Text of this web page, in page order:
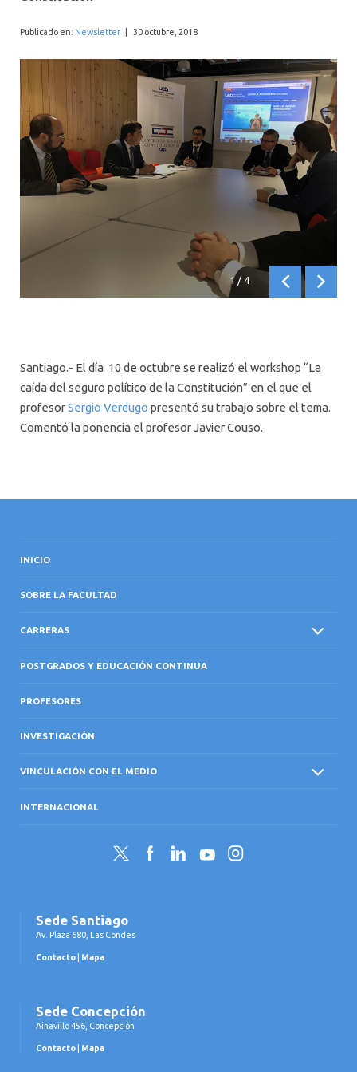
Publicado en: Newsletter 30 octubre, 2018
1/ 4
Anterior
Santiago.- El día 10 de octubre se realizó el workshop “La
caída del seguro político de la Constitución” en el que el
profesorSergio Verdugo presentó su trabajo sobre el tema.
Comentó la ponencia el profesor Javier Couso.
INICIO
SOBRE LA FACULTAD
CARRERAS
POSTGRADOS Y EDUCACIÓN CONTINUA
PROFESORES
INVESTIGACIÓN
VINCULACIÓN CON EL MEDIO
INTERNACIONAL
Twitter FacebookLinkedInYouTubeInstagram
Sede Santiago
Av. Plaza 680, Las Condes
Contacto Mapa
Sede Concepción
Ainavillo 456, Concepción
Contacto Mapa